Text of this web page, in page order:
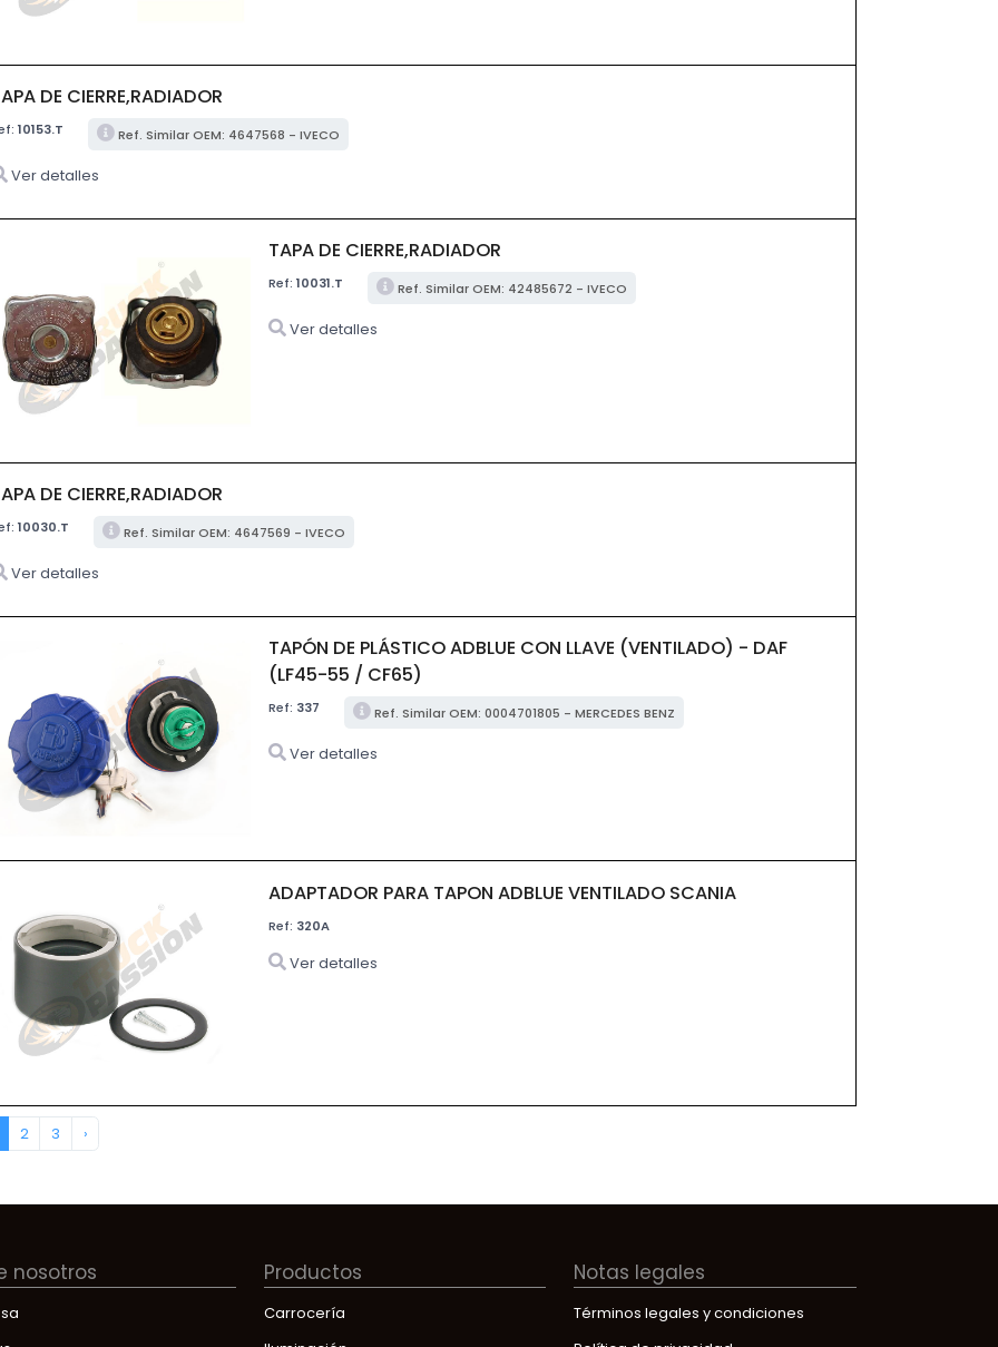
DE CIERRE,RADIADOR
10153.T Ref. Similar OEM: 4647568 - IVECO
Ver detalles
TAPA DE CIERRE,RADIADOR
Ref:10031.T Ref. Similar OEM: 42485672 - IVECO
Ver detalles
DE CIERRE,RADIADOR
10030.T Ref. Similar OEM: 4647569 - IVECO
Ver detalles
TAPÓN DE PLÁSTICO ADBLUE CON LLAVE (VENTILADO) - DAF
(LF45-55 / CF65)
Ref: 337 Ref. Similar OEM: 0004701805 - MERCEDES BENZ
Ver detalles
ADAPTADOR PARA TAPON ADBLUE VENTILADO SCANIA
Ref: 320A
Ver detalles
2 3 ›
nosotros Productos
Carrocería
Notas legales
Términos legales y condiciones